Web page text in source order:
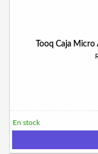
Tooq Caja
En stock